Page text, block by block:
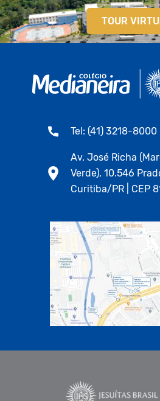
TOUR
Tel: (41) 3218-8000
Av. José Richa
Verde), 10.546
Curitiba/PR | CEP